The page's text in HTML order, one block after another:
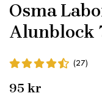
Osma
Alunblock
(27)
95 kr